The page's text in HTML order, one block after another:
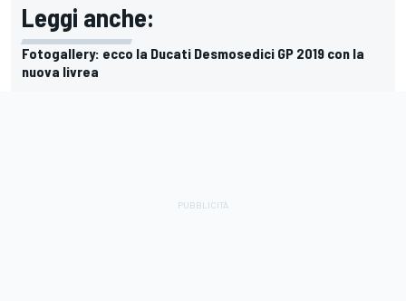
Leggi anche:
Fotogallery: ecco la Ducati Desmosedici GP 2019 con la
nuova livrea